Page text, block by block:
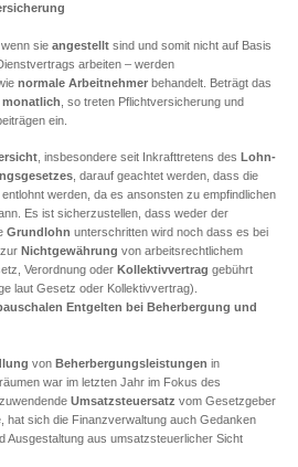
sie angestellt sind und somit nicht auf Basis
arbeiten – werden
normale Arbeitnehmer behandelt. Beträgt das
monatlich , so treten Pflichtversicherung und
ein.
, insbesondere seit Inkrafttretens des Lohn-
, darauf geachtet werden, dass die
werden, da es ansonsten zu empfindlichen
Es ist sicherzustellen, dass weder der
Grundlohn unterschritten wird noch dass es bei
Nichtgewährung von arbeitsrechtlichem
Verordnung oder Kollektivvertrag gebührt
laut Gesetz oder Kollektivvertrag).
Entgelten bei Beherbergung und
von Beherbergungsleistungen in
war im letzten Jahr im Fokus des
Umsatzsteuersatz vom Gesetzgeber
hat sich die Finanzverwaltung auch Gedanken
Ausgestaltung aus umsatzsteuerlicher Sicht